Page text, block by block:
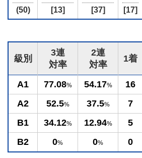
(50) [13] [37] [17]
級別
3連
対率
2連
対率
1着
A1 77.08% 54.17% 16
A2
52.5% 37.5% 7
B1
34.12% 12.94% 5
B2
0% 0% 0